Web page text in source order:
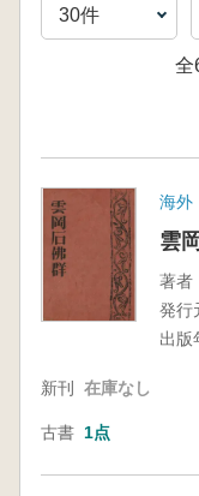
全
海外
雲
著者
発行
出版
新刊 在庫なし
古書 1点